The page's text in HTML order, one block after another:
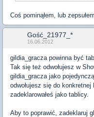
Coś pominąłem, lub
Gość_21977_*
16.06.2012
gildia_gracza powinna być
Tak się też odwołujesz w
gildia_gracza jako
odwołujesz się do
zadeklarowałeś jako tablicy.
Aby to poprawić, zadeklaruj